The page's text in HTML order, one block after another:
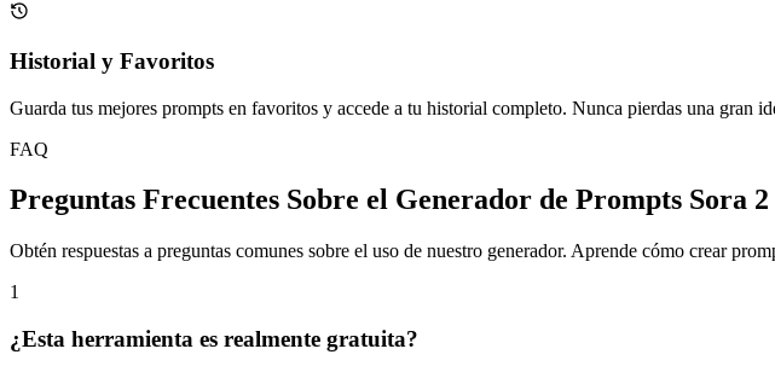
Historial y Favoritos
Guarda tus mejores prompts en favoritos y accede a tu historial completo. Nunca pierdas una gran
FAQ
Preguntas Frecuentes Sobre el Generador de Prompts Sora 2
Obtén respuestas a preguntas comunes sobre el uso de nuestro generador. Aprende cómo crear
1
¿Esta herramienta es realmente gratuita?